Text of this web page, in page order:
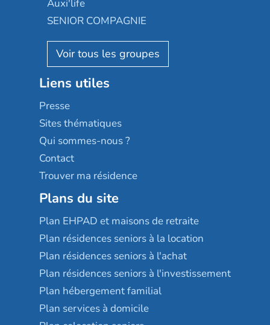
Appartseniors
Reseda
Stella management
Les villages d'or
Sérénys
Résidences services Villa Médicis
Almage
Résidalya
Groupe aplus
Auxi'life
SENIOR COMPAGNIE
AGE D'OR Services
Liens utiles
Presse
Sites thématiques
Qui sommes-nous ?
Contact
Trouver ma résidence
Plans du site
Plan EHPAD et maisons de retraite
Plan résidences seniors à la location
Plan résidences seniors à l'achat
Plan résidences seniors à l'investissement
Plan hébergement familial
Plan services à domicile